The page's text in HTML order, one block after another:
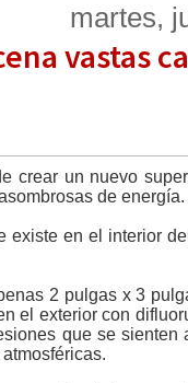
martes,
vastas
crear un nuevo
de energía.
existe en el interior
2 pulgas x 3
el exterior con
que se sienten